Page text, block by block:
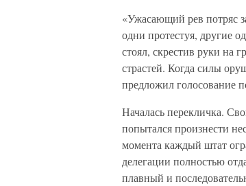
«Ужасающий рев потряс
одни протестуя, другие
стоял, скрестив руки на
страстей. Когда силы
предложил голосование
Началась перекличка.
попытался произнести
момента каждый штат
делегации полностью
плавный и